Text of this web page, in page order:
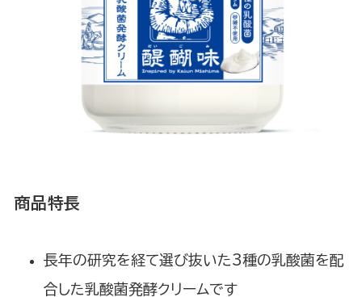
商品特長
長年の研究を経て選び抜いた3種の乳酸菌を配
合した乳酸菌発酵クリームです